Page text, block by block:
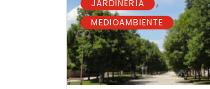
JARDINERÍA
MEDIOAMBIENTE